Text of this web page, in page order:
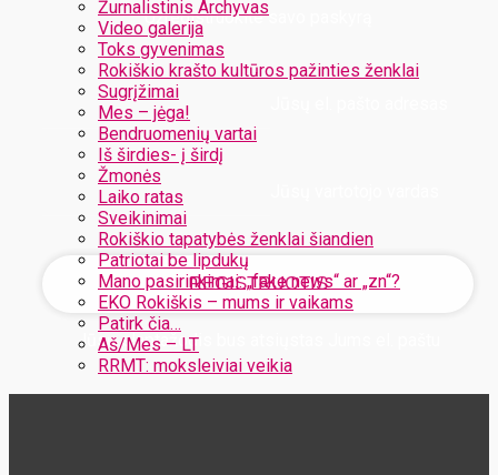
Žurnalistinis Archyvas
Video galerija
Toks gyvenimas
Rokiškio krašto kultūros pažinties ženklai
Sugrįžimai
Mes – jėga!
Bendruomenių vartai
Iš širdies- į širdį
Žmonės
Laiko ratas
Sveikinimai
Rokiškio tapatybės ženklai šiandien
Patriotai be lipdukų
Mano pasirinkimai: „fake news“ ar „zn“?
EKO Rokiškis – mums ir vaikams
Patirk čia…
Aš/Mes – LT
RRMT: moksleiviai veikia
Užregistruokite savo paskyrą
Jūsų slaptažodis bus atsiųstas Jums el. paštu